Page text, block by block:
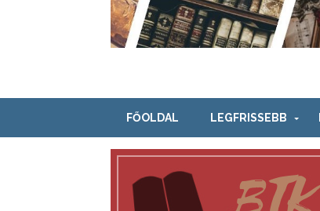
FŐOLDAL LEGFRISSEBB